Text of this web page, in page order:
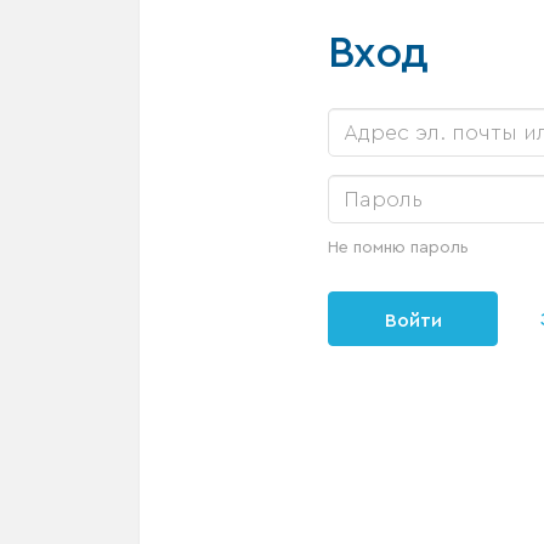
Вход
Не помню пароль